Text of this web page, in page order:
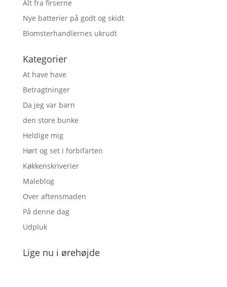
Alt fra firserne
Nye batterier på godt og skidt
Blomsterhandlernes ukrudt
Kategorier
At have have
Betragtninger
Da jeg var barn
den store bunke
Heldige mig
Hørt og set i forbifarten
Køkkenskriverier
Maleblog
Over aftensmaden
På denne dag
Udpluk
Lige nu i ørehøjde